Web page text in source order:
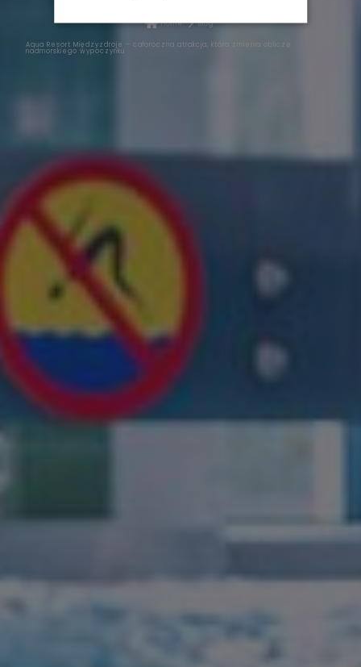
AJURWEDA
Home Blog
Aqua Resort Międzyzdroje – całoroczna atrakcja, która zmienia oblicze
nadmorskiego wypoczynku